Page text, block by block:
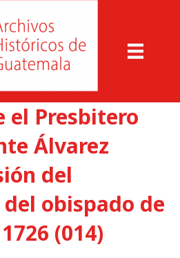
el Presbitero
Álvarez
del
obispado de
(014)